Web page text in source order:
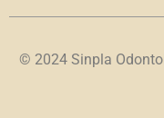
© 2024 Sinpla